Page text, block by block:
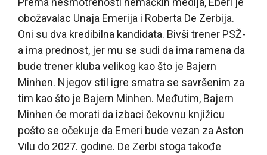
obožavalac Unaja Emerija i Roberta De Zerbija.
Oni su dva kredibilna kandidata. Bivši trener PSŽ-
a ima prednost, jer mu se sudi da ima ramena da
bude trener kluba velikog kao što je Bajern
Minhen. Njegov stil igre smatra se savršenim za
tim kao što je Bajern Minhen. Međutim, Bajern
Minhen će morati da izbaci čekovnu knjižicu
pošto se očekuje da Emeri bude vezan za Aston
Vilu do 2027. godine. De Zerbi stoga takođe